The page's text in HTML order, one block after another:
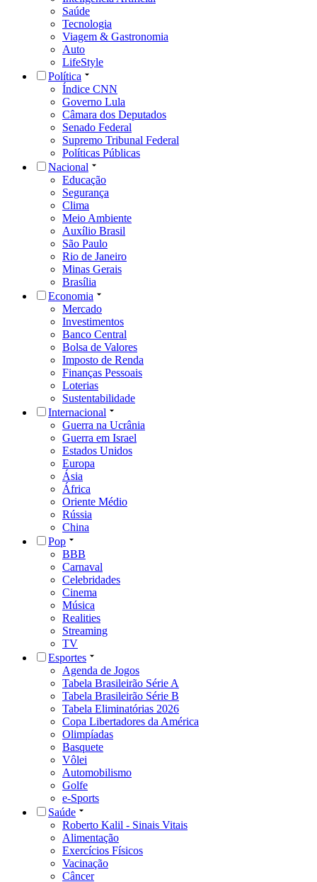
Saúde
Tecnologia
Viagem & Gastronomia
Auto
LifeStyle
Política
Índice CNN
Governo Lula
Câmara dos Deputados
Senado Federal
Supremo Tribunal Federal
Políticas Públicas
Nacional
Educação
Segurança
Clima
Meio Ambiente
Auxílio Brasil
São Paulo
Rio de Janeiro
Minas Gerais
Brasília
Economia
Mercado
Investimentos
Banco Central
Bolsa de Valores
Imposto de Renda
Finanças Pessoais
Loterias
Sustentabilidade
Internacional
Guerra na Ucrânia
Guerra em Israel
Estados Unidos
Europa
Ásia
África
Oriente Médio
Rússia
China
Pop
BBB
Carnaval
Celebridades
Cinema
Música
Realities
Streaming
TV
Esportes
Agenda de Jogos
Tabela Brasileirão Série A
Tabela Brasileirão Série B
Tabela Eliminatórias 2026
Copa Libertadores da América
Olimpíadas
Basquete
Vôlei
Automobilismo
Golfe
e-Sports
Saúde
Roberto Kalil - Sinais Vitais
Alimentação
Exercícios Físicos
Vacinação
Câncer